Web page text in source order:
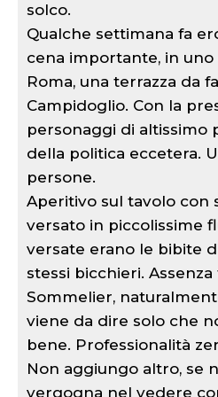
solco.
Qualche settimana fa
cena importante, in
Roma, una terrazza da
Campidoglio. Con la
personaggi di altissimo
della politica eccetera.
persone.
Aperitivo sul tavolo con
versato in piccolissime
versate erano le bibite
stessi bicchieri.
Sommelier,
viene da dire solo che
bene. Professionalità
Non aggiungo altro, se
vergogna nel vedere